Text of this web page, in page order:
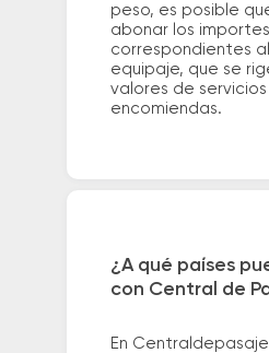
peso, es posible
abonar los importes
correspondientes
equipaje, que se
valores de
encomiendas.
¿A qué países
con Central de
En